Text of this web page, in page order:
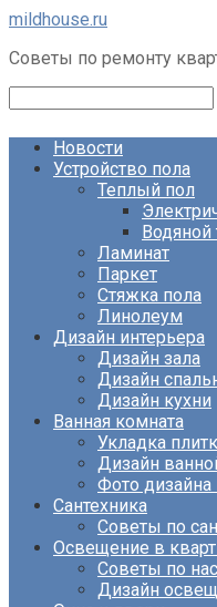
Перейти
контенту
mildhouse.ru
Советы по ремонту
Новости
Устройство пола
Теплый пол
Водяной
Ламинат
Паркет
Стяжка пола
Линолеум
Дизайн интерьера
Дизайн зала
Дизайн
Дизайн кухни
Ванная комната
Укладка
Дизайн
Фото дизайна
Сантехника
Советы по
Освещение в
Советы по
Дизайн